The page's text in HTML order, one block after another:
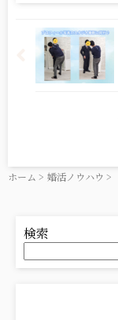
ホーム > 婚活ノウハウ >
検索